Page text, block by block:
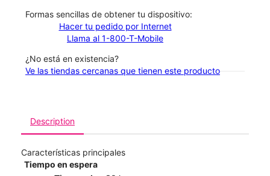
​​​​​​​Formas sencillas de obtener tu dispositivo:
Hacer tu pedido por Internet
Llama al 1-800-T-Mobile
¿No está en existencia?
Ve las tiendas cercanas que tienen este producto
Description
Características principales
Tiempo en espera